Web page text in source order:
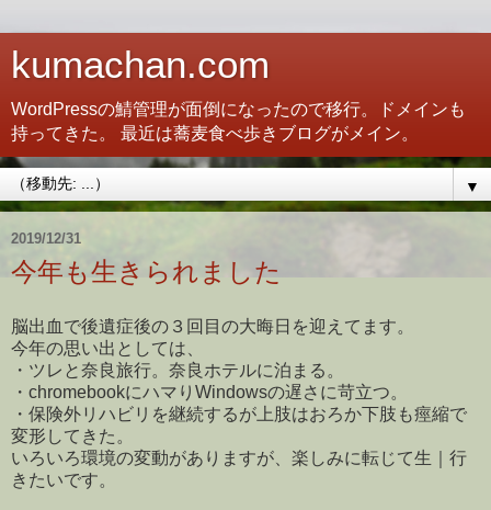
kumachan.com
WordPressの鯖管理が面倒になったので移行。ドメインも
持ってきた。 最近は蕎麦食べ歩きブログがメイン。
▼
2019/12/31
今年も生きられました
脳出血で後遺症後の３回目の大晦日を迎えてます。
今年の思い出としては、
・ツレと奈良旅行。奈良ホテルに泊まる。
・chromebookにハマりWindowsの遅さに苛立つ。
・保険外リハビリを継続するが上肢はおろか下肢も痙縮で
変形してきた。
いろいろ環境の変動がありますが、楽しみに転じて生｜行
きたいです。